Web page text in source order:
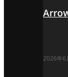
2026年6